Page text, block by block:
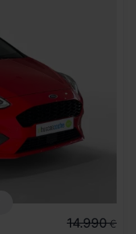
14.990 €